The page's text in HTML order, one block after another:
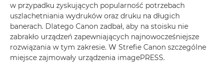
w przypadku zyskujących popularność potrzebach
uszlachetniania wydruków oraz druku na długich
banerach. Dlatego Canon zadbał, aby na stoisku nie
zabrakło urządzeń zapewniających najnowocześniejsze
rozwiązania w tym zakresie. W Strefie Canon szczególne
miejsce zajmowały urządzenia imagePRESS.